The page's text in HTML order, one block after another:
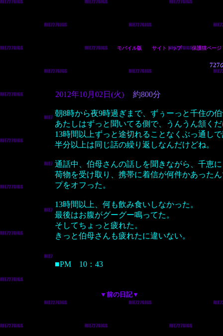
モバイル版 サイトトップ 保護猫ページ
727
2012年10月02日(火) 約800分
朝8時から夜9時過ぎまで、ずぅーっと千住の
あたしはずっと聞いてる側で、うんうん頷く
13時間以上ずっと途切れることなくぶっ通し
半分以上は同じ話の繰り返しなんだけどね。
通話中、伯母さんの話しを聞きながら、千恵
荷物を受け取り、携帯に着信が何件かあった
プをオフった。
13時間以上、何も飲み食いしなかった。
最後はお腹がグーグー鳴ってた。
そしてちょっと疲れた。
きっと伯母さんも疲れたに違いない。
■PM 10：43
▼前の日記▼